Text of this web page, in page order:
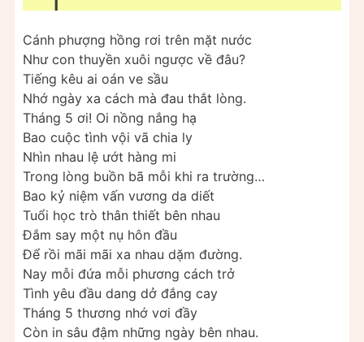
Cánh phượng hồng rơi trên mặt nước
Như con thuyền xuôi ngược về đâu?
Tiếng kêu ai oán ve sầu
Nhớ ngày xa cách mà đau thắt lòng.
Tháng 5 ơi! Oi nồng nắng hạ
Bao cuộc tình vội vã chia ly
Nhìn nhau lệ ướt hàng mi
Trong lòng buồn bã mỗi khi ra trường…
Bao kỷ niệm vấn vương da diết
Tuổi học trò thân thiết bên nhau
Đắm say một nụ hôn đầu
Để rồi mãi mãi xa nhau dặm đường.
Nay mỗi đứa mỗi phương cách trở
Tình yêu đầu dang dở đắng cay
Tháng 5 thương nhớ vơi đầy
Còn in sâu đậm những ngày bên nhau.